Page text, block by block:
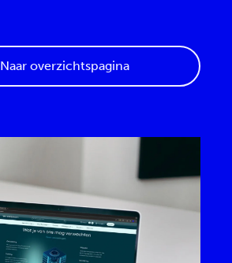
Naar overzichtspagina